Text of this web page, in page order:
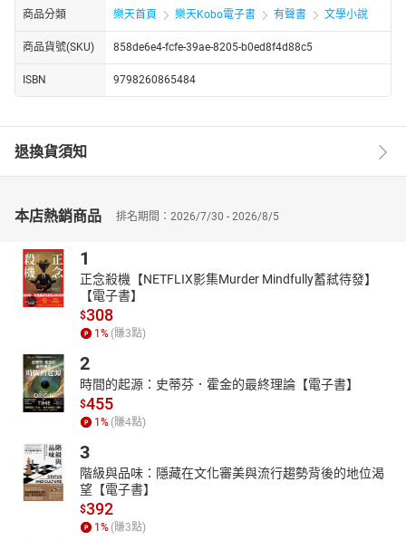
商品分類 樂天首頁 樂天Kobo電子書 有聲書 文學小說
商品貨號(SKU) 858de6e4-fcfe-39ae-8205-b0ed8f4d88c5
ISBN 9798260865484
退換貨須知
本店熱銷商品 排名期間：2026/7/30 - 2026/8/5
1
正念殺機【NETFLIX影集Murder Mindfully蓄弒待發】
【電子書】
$308
1 % (賺3點)
2
時間的起源：史蒂芬．霍金的最終理論【電子書】
$455
1 % (賺4點)
3
階級與品味：隱藏在文化審美與流行趨勢背後的地位渴
望【電子書】
$392
1 % (賺3點)